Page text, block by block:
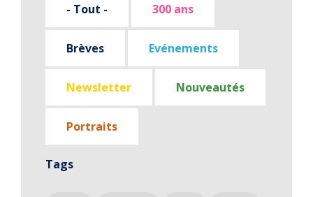
- Tout - 300 ans
Brèves Evénements
Newsletter Nouveautés
Portraits
Tags